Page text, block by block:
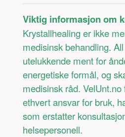
Viktig informasjon om
Krystallhealing er ikke
medisinsk behandling.
utelukkende ment for
energetiske formål, og
medisinsk råd.
ethvert ansvar for bruk,
som erstatter
helsepersonell.